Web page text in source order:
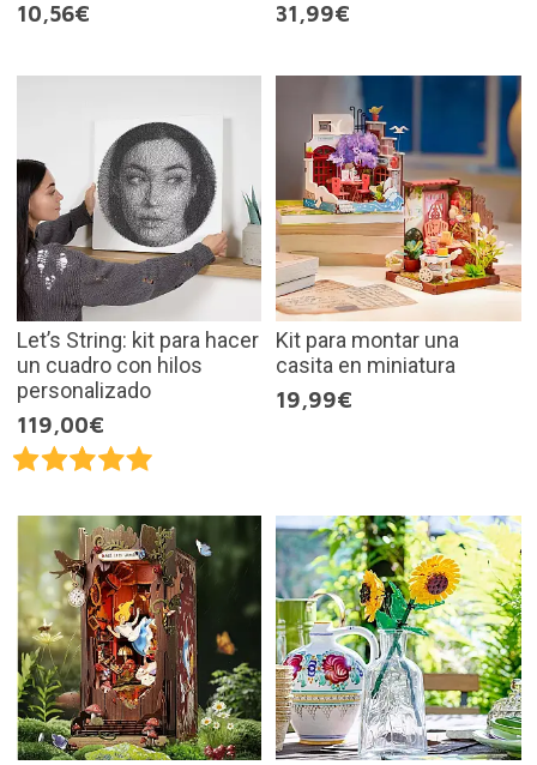
10,56€
31,99€
Let’s String: kit para hacer
un cuadro con hilos
personalizado
119,00€
Kit para montar una
casita en miniatura
19,99€